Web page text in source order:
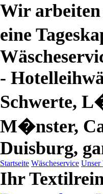
Wir arbeiten
eine
-
Schwerte,
M�nster,
Duisburg,
Startseite Wäscheservice Unser
Ihr